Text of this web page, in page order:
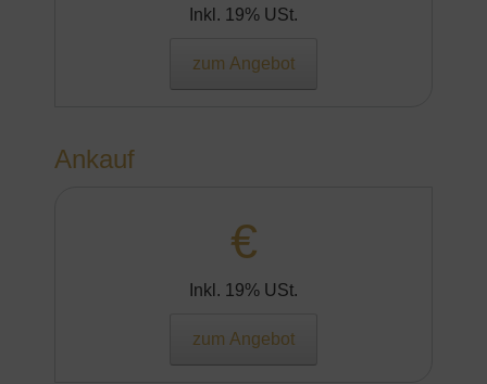
Inkl. 19% USt.
zum Angebot
Ankauf
€
Inkl. 19% USt.
zum Angebot